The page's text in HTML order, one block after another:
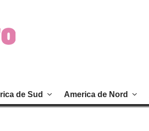
de Sud America de Nord